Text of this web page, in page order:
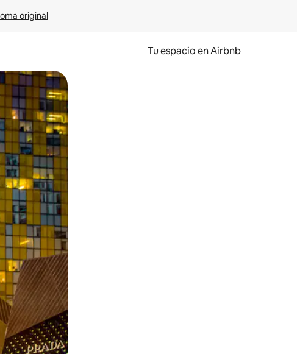
original
Tu espacio en Airbnb
o bien tocando y deslizando la pantalla.